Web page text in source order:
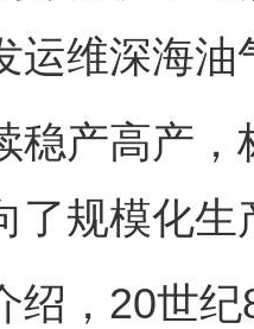
运维深海油
产高产，
了规模化生
，20世纪